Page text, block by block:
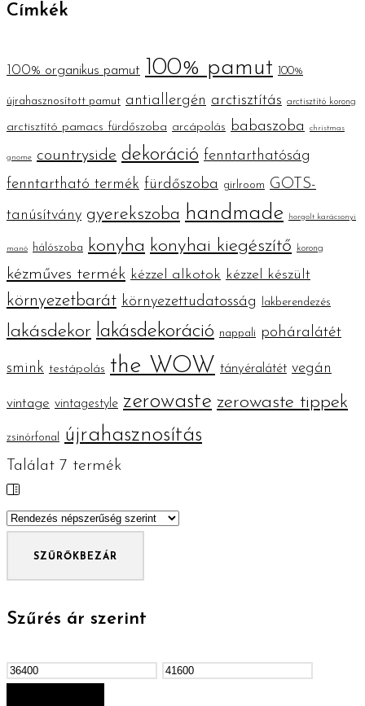
Címkék
100% organikus pamut 100% pamut 100%
újrahasznosított pamut antiallergén arctisztítás arctisztító korong
arctisztító pamacs fürdőszoba arcápolás babaszoba christmas
gnome countryside dekoráció fenntarthatóság
fenntartható termék fürdőszoba girlroom
GOTS-
tanúsítvány gyerekszoba handmade horgolt karácsonyi
manó hálószoba konyha konyhai kiegészítő korong
kézműves termék kézzel alkotok kézzel készült
környezetbarát környezettudatosság lakberendezés
lakásdekor lakásdekoráció nappali poháralátét
smink testápolás the WOW tányéralátét vegán
vintage vintagestyle zerowaste zerowaste tippek
zsinórfonal újrahasznosítás
Találat 7 termék
SZŰRŐK BEZÁR
Szűrés ár szerint
Min
Max